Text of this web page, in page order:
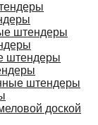
штендеры
штендеры
штендеры
доской